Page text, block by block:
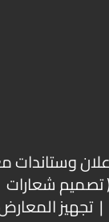
وستاندات
( تصميم
تجهيز